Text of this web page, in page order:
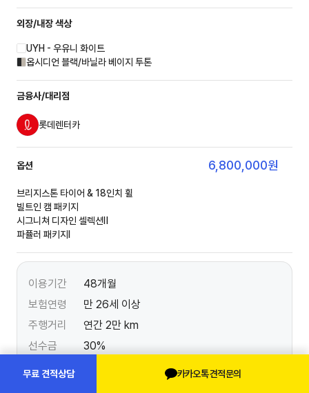
외장/내장색상
UYH - 우유니 화이트
옵시디언 블랙/바닐라 베이지 투톤
금융사/대리점
롯데렌터카
옵션 6,800,000원
브리지스톤 타이어 & 18인치 휠
빌트인 캠 패키지
시그니쳐 디자인 셀렉션Ⅱ
파퓰러 패키지Ⅰ
이용기간
48개월
보험연령
만 26세 이상
주행거리
연간 2만 km
선수금
30%
보증금
카카오톡 견적문의
무료 견적상담